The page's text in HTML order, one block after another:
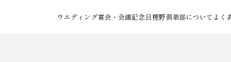
ウエディング宴会・会議記念日樫野倶楽部について よく